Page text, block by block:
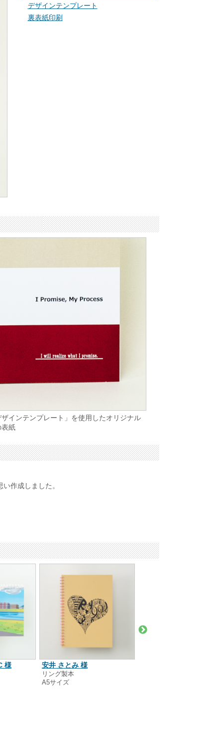
デザインテンプレート
裏表紙印刷
インテンプレート」を使用したオリジナル
表紙
作成しました。
様 安井 さとみ 様
リング製本
A5サイズ